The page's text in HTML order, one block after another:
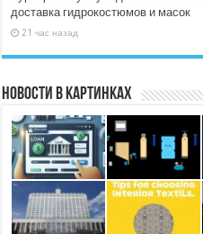
доставка гидрокостюмов и масок
21 час назад
Новости в картинках